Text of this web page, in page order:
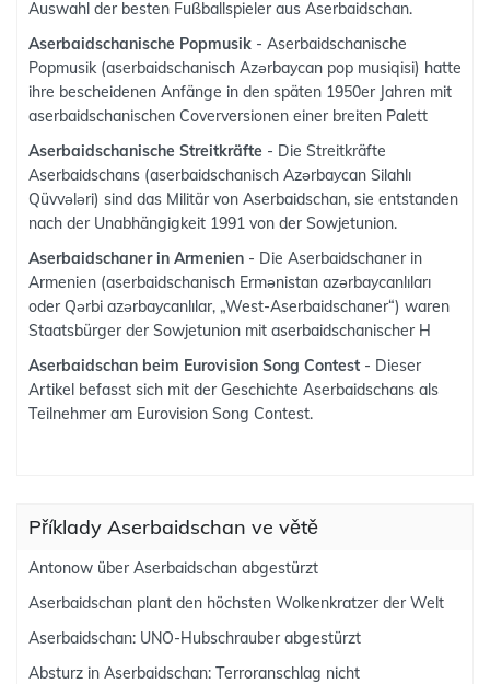
Auswahl der besten Fußballspieler aus Aserbaidschan.
Aserbaidschanische Popmusik - Aserbaidschanische
Popmusik (aserbaidschanisch Azərbaycan pop musiqisi) hatte
ihre bescheidenen Anfänge in den späten 1950er Jahren mit
aserbaidschanischen Coverversionen einer breiten Palett
Aserbaidschanische Streitkräfte - Die Streitkräfte
Aserbaidschans (aserbaidschanisch Azərbaycan Silahlı
Qüvvələri) sind das Militär von Aserbaidschan, sie entstanden
nach der Unabhängigkeit 1991 von der Sowjetunion.
Aserbaidschaner in Armenien - Die Aserbaidschaner in
Armenien (aserbaidschanisch Ermənistan azərbaycanlıları
oder Qərbi azərbaycanlılar, „West-Aserbaidschaner“) waren
Staatsbürger der Sowjetunion mit aserbaidschanischer H
Aserbaidschan beim Eurovision Song Contest - Dieser
Artikel befasst sich mit der Geschichte Aserbaidschans als
Teilnehmer am Eurovision Song Contest.
Příklady Aserbaidschan ve větě
Antonow über Aserbaidschan abgestürzt
Aserbaidschan plant den höchsten Wolkenkratzer der Welt
Aserbaidschan: UNO-Hubschrauber abgestürzt
Absturz in Aserbaidschan: Terroranschlag nicht